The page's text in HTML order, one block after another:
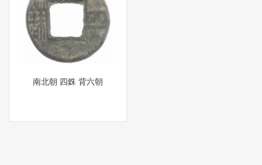
南北朝 四銖 背六朝